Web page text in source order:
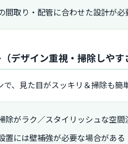
間取り・配管に合わせた設計が必
デザイン重視・掃除しやす
、見た目がスッキリ＆掃除も簡
除がラク／スタイリッシュな空間
置には壁補強が必要な場合がある